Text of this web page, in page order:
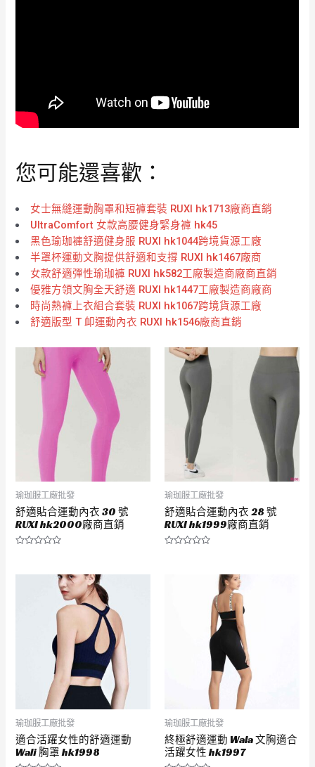
您可能還喜歡：
女士無縫運動胸罩和短褲套裝 RUXI hk1713廠商直銷
UltraComfort 女款高腰健身緊身褲 hk45
黑色瑜珈褲舒適健身服 RUXI hk1044跨境貨源工廠
半罩杯運動文胸提供舒適和支撐 RUXI hk1467廠商
女款舒適彈性瑜珈褲 RUXI hk582工廠製造商廠商直銷
優雅方領文胸全天舒適 RUXI hk1447工廠製造商廠商
時尚熱褲上衣組合套裝 RUXI hk1067跨境貨源工廠
舒適版型 T 卹運動內衣 RUXI hk1546廠商直銷
瑜珈服工廠批發
舒適貼合運動內衣 30 號
RUXI hk2000廠商直銷
瑜珈服工廠批發
舒適貼合運動內衣 28 號
RUXI hk1999廠商直銷
瑜珈服工廠批發
適合活躍女性的舒適運動
Wali 胸罩 hk1998
瑜珈服工廠批發
終極舒適運動 Wala 文胸適合
活躍女性 hk1997